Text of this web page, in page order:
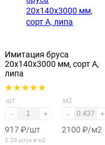
Имитация бруса
20х140х3000 мм, сорт А,
липа
шт
- +
917₽/шт
2.29 штук в м2
м2
- +
2100 ₽/м2